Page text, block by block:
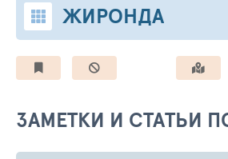
ЖИРОНДА
ЗАМЕТКИ И СТАТЬИ